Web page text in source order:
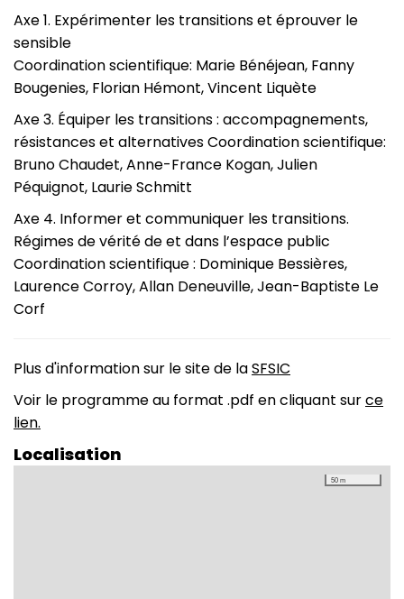
Axe 1. Expérimenter les transitions et éprouver le
sensible
Coordination scientifique: Marie Bénéjean, Fanny
Bougenies, Florian Hémont, Vincent Liquète
Axe 3. Équiper les transitions : accompagnements,
résistances et alternatives Coordination scientifique:
Bruno Chaudet, Anne-France Kogan, Julien
Péquignot, Laurie Schmitt
Axe 4. Informer et communiquer les transitions.
Régimes de vérité de et dans l’espace public
Coordination scientifique : Dominique Bessières,
Laurence Corroy, Allan Deneuville, Jean-Baptiste Le
Corf
Plus d'information sur le site de laSFSIC
Voir le programme au format .pdf en cliquant surce
lien.
Localisation
50 m